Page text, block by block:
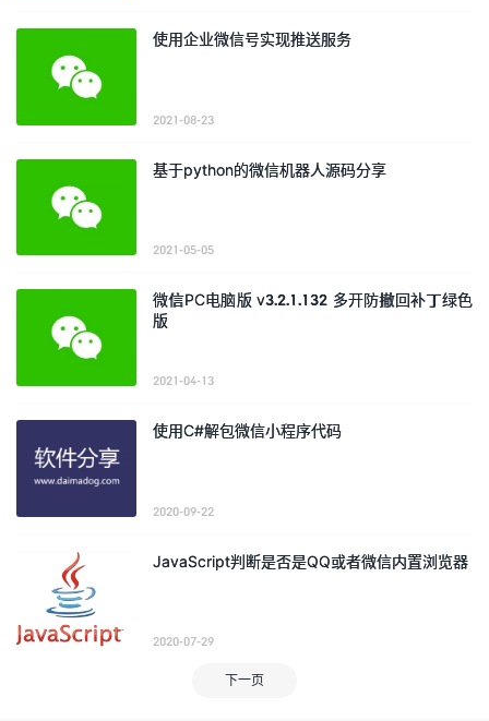
使用企业微信号实现推送服务
2021-08-23
基于python的微信机器人源码分享
2021-05-05
微信PC电脑版 v3.2.1.132 多开防撤回补丁绿色
版
2021-04-13
使用C#解包微信小程序代码
2020-09-22
JavaScript判断是否是QQ或者微信内置浏览器
2020-07-29
下一页